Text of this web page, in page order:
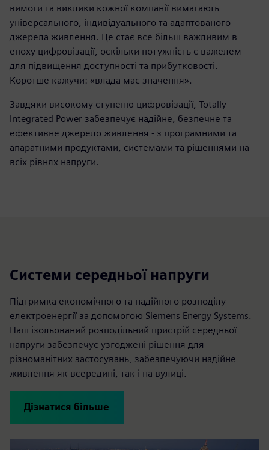
вимоги та виклики кожної компанії вимагають
універсального, індивідуального та адаптованого
джерела живлення. Це стає все більш важливим в
епоху цифровізації, оскільки потужність є важелем
для підвищення доступності та прибутковості.
Коротше кажучи: «влада має значення».
Завдяки високому ступеню цифровізації, Totally
Integrated Power забезпечує надійне, безпечне та
ефективне джерело живлення - з програмними та
апаратними продуктами, системами та рішеннями на
всіх рівнях напруги.
Системи середньої напруги
Підтримка економічного та надійного розподілу
електроенергії за допомогою Siemens Energy Systems.
Наш ізольований розподільний пристрій середньої
напруги забезпечує узгоджені рішення для
різноманітних застосувань, забезпечуючи надійне
живлення як всередині, так і на вулиці.
Дізнатися більше